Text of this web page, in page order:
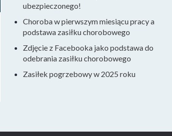
ubezpieczonego!
Choroba w pierwszym miesiącu pracy a
podstawa zasiłku chorobowego
Zdjęcie z Facebooka jako podstawa do
odebrania zasiłku chorobowego
Zasiłek pogrzebowy w 2025 roku